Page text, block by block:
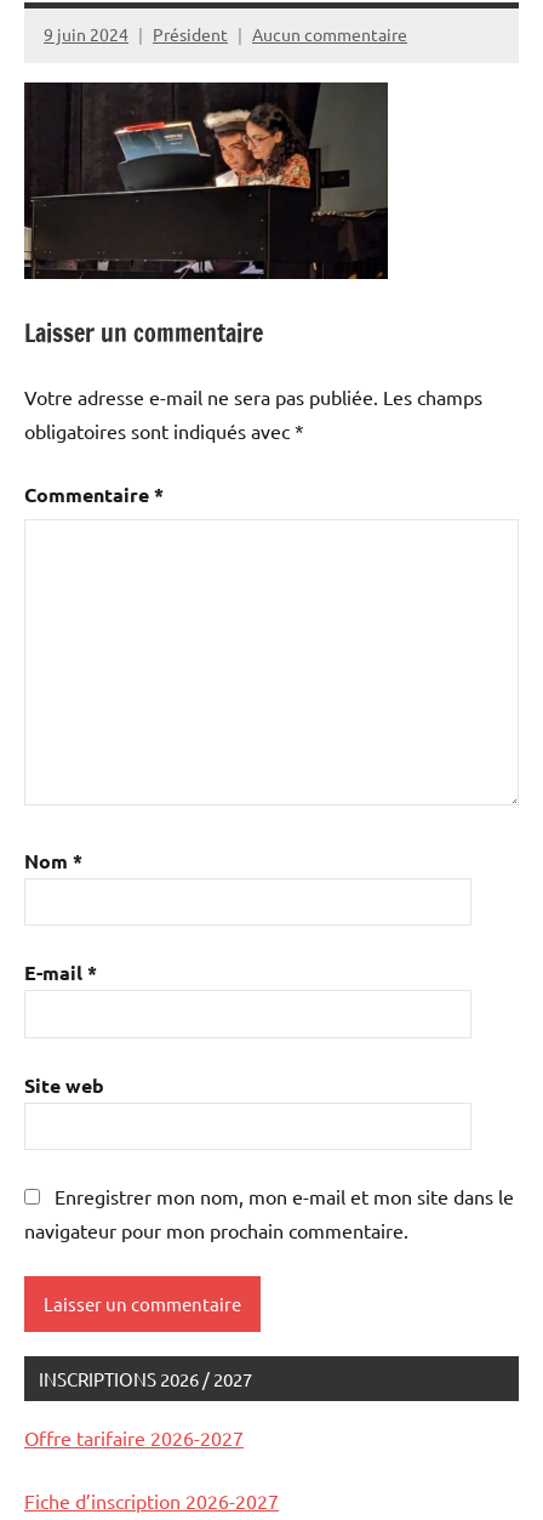
9 juin 2024 Président Aucun commentaire
Laisser un commentaire
Votre adresse e-mail ne sera pas publiée. Les champs
obligatoires sont indiqués avec *
Commentaire*
Nom *
E-mail*
Site web
Enregistrer mon nom, mon e-mail et mon site dans le
navigateur pour mon prochain commentaire.
INSCRIPTIONS 2026 / 2027
Offre tarifaire 2026-2027
Fiche d’inscription 2026-2027